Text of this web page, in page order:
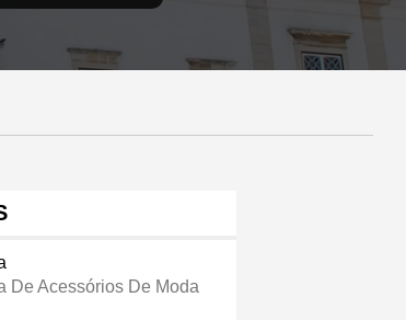
De Acessórios De Moda